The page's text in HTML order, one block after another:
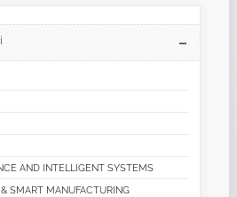
AND INTELLIGENT SYSTEMS
SMART MANUFACTURING